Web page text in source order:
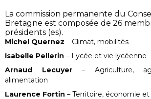
La commission permanente du
Bretagne est composée de 26
présidents (es).
Michel Quernez – Climat, mobilités
Isabelle Pellerin – Lycée et vie lycéenne
Arnaud Lecuyer– Agriculture,
alimentation
Laurence Fortin – Territoire, économie